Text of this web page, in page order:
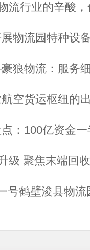
流行业的辛酸
物流园特种设
狼物流：服务细
空货运枢纽的
：100亿资金
级 聚焦末端回
号鹤壁浚县物